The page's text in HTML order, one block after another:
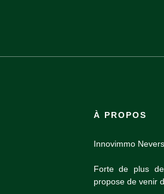
À PROPOS
Innovimmo
Forte de plus
propose de venir